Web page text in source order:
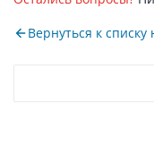
Вернуться к списку